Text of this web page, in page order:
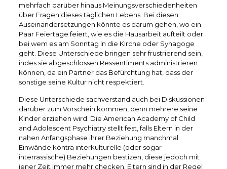
mehrfach darüber hinaus Meinungsverschiedenheiten
über Fragen dieses täglichen Lebens. Bei diesen
Auseinandersetzungen könnte es darum gehen, wo ein
Paar Feiertage feiert, wie es die Hausarbeit aufteilt oder
bei wem es am Sonntag in die Kirche oder Synagoge
geht. Diese Unterschiede bringen sehr frustrierend sein,
indes sie abgeschlossen Ressentiments administrieren
können, da ein Partner das Befürchtung hat, dass der
sonstige seine Kultur nicht respektiert.
Diese Unterschiede sachverstand auch bei Diskussionen
darüber zum Vorschein kommen, denn mehrere seine
Kinder erziehen wird. Die American Academy of Child
and Adolescent Psychiatry stellt fest, falls Eltern in der
nahen Anfangsphase ihrer Beziehung manchmal
Einwände kontra interkulturelle (oder sogar
interrassische) Beziehungen bestizen, diese jedoch mit
jener Zeit immer mehr checken. Eltern sind in der Regel